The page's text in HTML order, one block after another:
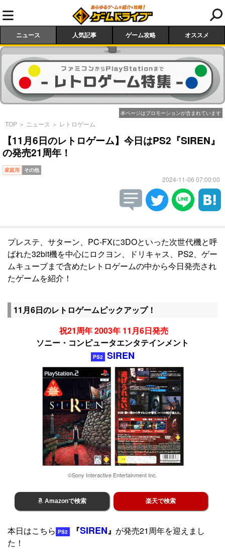
ニュース 人気記事 ゲーム攻略 オススメ
本ページはプロモーションが含まれています
TOP ＞ ニュース ＞ レトロゲーム
【11月6日のレトロゲーム】今日はPS2『SIREN』
の発売21周年！
家庭用 その他
2024-11-06 07:00:00
プレステ、サターン、PC-FXに3DOといった次世代機と呼
ばれた32bit機を中心にロクヨン、ドリキャス、PS2、ゲー
ムキューブまで含めたレトロゲームの中から今日発売され
たゲームを紹介！
11月6日のレトロゲームピックアップ！
祝21周年 2003年 11月6日発売
ソニー・コンピュータエンタテインメント
PS2 SIREN
©Sony Interactive Entertainment Inc.
Amazonで検索 楽天で検索
本日はこちら PS2 『SIREN』 が発売21周年を迎えまし
た！